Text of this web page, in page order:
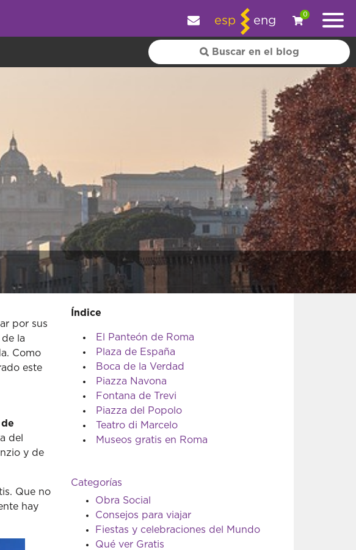
esp eng
0
por sus
la
Como
este
del
y de
Que no
hay
Índice
El Panteón de Roma
Plaza de España
Boca de la Verdad
Piazza Navona
Fontana de Trevi
Piazza del Popolo
Teatro di Marcelo
Museos gratis en Roma
Categorías
Obra Social
Consejos para viajar
Fiestas y celebraciones del Mundo
Qué ver Gratis
mejorar el servicio y personalizar tu experiencia. + información